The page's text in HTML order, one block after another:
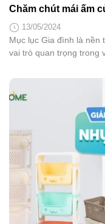
Chăm chút mái ấm
13/05/2024
Mục lục Gia đình là nền
vai trò quan trọng trong
khẳng định vai trò của